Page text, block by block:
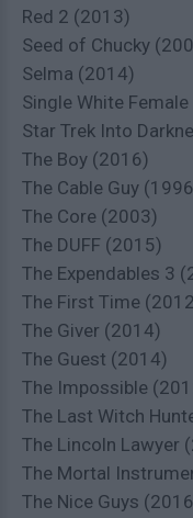
Red 2 (2013)
Seed of Chucky
Selma (2014)
Single White
Star Trek Into
The Boy (2016)
The Cable Guy
The Core (2003)
The DUFF (2015)
The Expendables 3
The First Time
The Giver (2014)
The Guest (2014)
The Impossible
The Last Witch
The Lincoln Lawyer
The Mortal
The Nice Guys